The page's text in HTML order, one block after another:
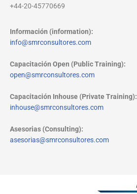
+44-20-45770669
Información (information):
info@smrconsultores.com
Capacitación Open (Public Training):
open@smrconsultores.com
Capacitación Inhouse (Private Training):
inhouse@smrconsultores.com
Asesorias (Consulting):
asesorias@smrconsultores.com